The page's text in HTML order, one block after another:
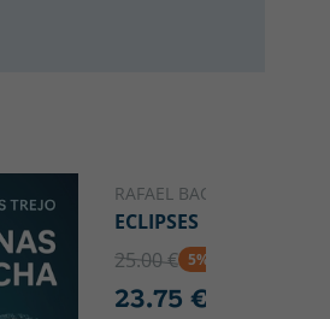
RAFAEL BACHILLER
ECLIPSES
25.00 € 5% DTO
23.75 €